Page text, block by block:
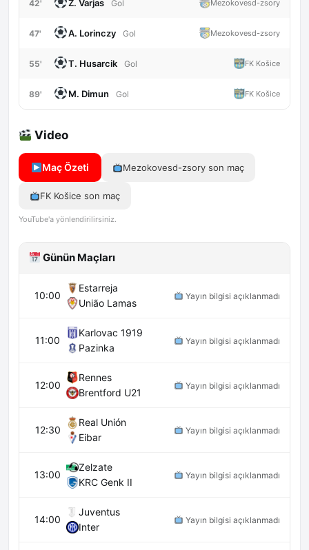
42' Z. Varjas Gol Mezokovesd-zsory
47' A. Lorinczy Gol Mezokovesd-zsory
55' T. Husarcik Gol FK Košice
89' M. Dimun Gol FK Košice
Video
Maç Özeti Mezokovesd-zsory son maç
FK Košice son maç
YouTube'a yönlendirilirsiniz.
Günün Maçları
10:00
Estarreja
União Lamas
Yayın bilgisi açıklanmadı
11:00
Karlovac 1919
Pazinka
Yayın bilgisi açıklanmadı
12:00
Rennes
Brentford U21
Yayın bilgisi açıklanmadı
12:30
Real Unión
Eibar
Yayın bilgisi açıklanmadı
13:00
Zelzate
KRC Genk II
Yayın bilgisi açıklanmadı
14:00
Juventus
Inter
Yayın bilgisi açıklanmadı